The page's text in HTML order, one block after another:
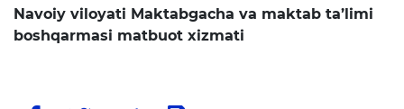
Yordam
Navoiy viloyati Maktabgacha va maktab ta’limi
boshqarmasi matbuot xizmati